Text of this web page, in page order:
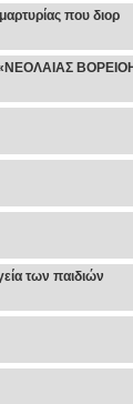
που διορ
των παιδιών